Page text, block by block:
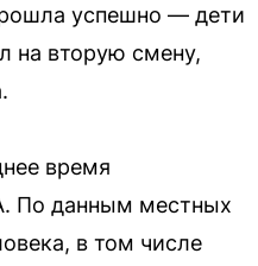
успешно — дети
на вторую смену,
время
По данным местных
в том числе